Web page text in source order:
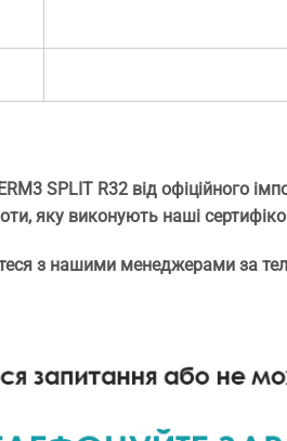
SPLIT R32 від офіційного
яку виконують наші
з нашими менеджерами за